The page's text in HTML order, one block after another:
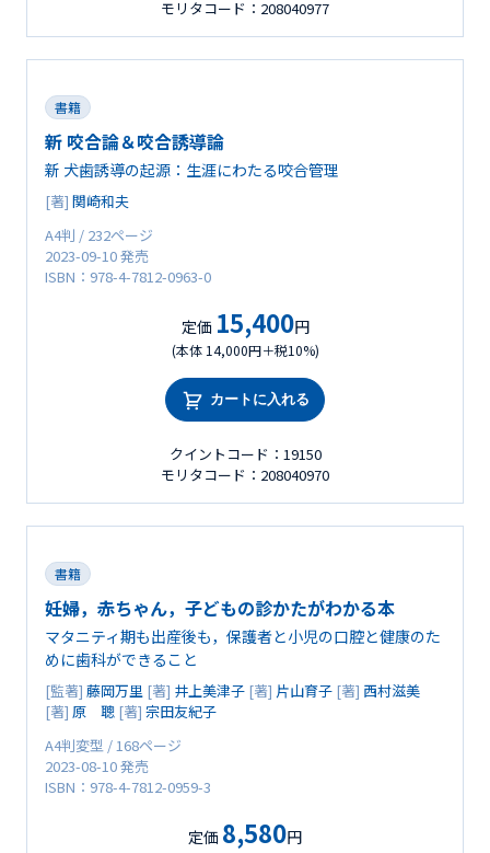
モリタコード：208040977
書籍
新 咬合論＆咬合誘導論
新 犬歯誘導の起源：生涯にわたる咬合管理
[著] 関崎和夫
A4判 / 232ページ
2023-09-10 発売
ISBN：978-4-7812-0963-0
定価 15,400円
(本体 14,000円＋税10%)
カートに入れる
クイントコード：19150
モリタコード：208040970
書籍
妊婦，赤ちゃん，子どもの診かたがわかる本
マタニティ期も出産後も，保護者と小児の口腔と健康のた
めに歯科ができること
[監著] 藤岡万里 [著] 井上美津子 [著] 片山育子 [著] 西村滋美
[著] 原 聰 [著] 宗田友紀子
A4判変型 / 168ページ
2023-08-10 発売
ISBN：978-4-7812-0959-3
定価 8,580円